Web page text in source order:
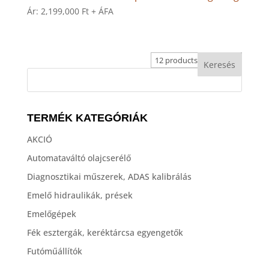
Ár: 2,199,000 Ft + ÁFA
TERMÉK KATEGÓRIÁK
AKCIÓ
Automataváltó olajcserélő
Diagnosztikai műszerek, ADAS kalibrálás
Emelő hidraulikák, prések
Emelőgépek
Fék esztergák, keréktárcsa egyengetők
Futóműállítók